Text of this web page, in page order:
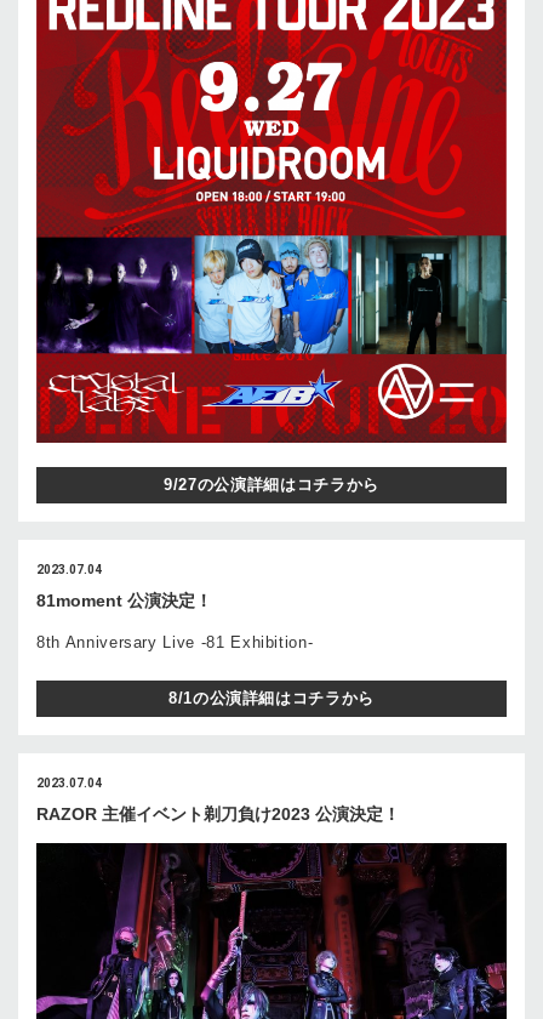
9/27の公演詳細はコチラから
2023.07.04
81moment 公演決定！
8th Anniversary Live -81 Exhibition-
8/1の公演詳細はコチラから
2023.07.04
RAZOR 主催イベント剃刀負け2023 公演決定！